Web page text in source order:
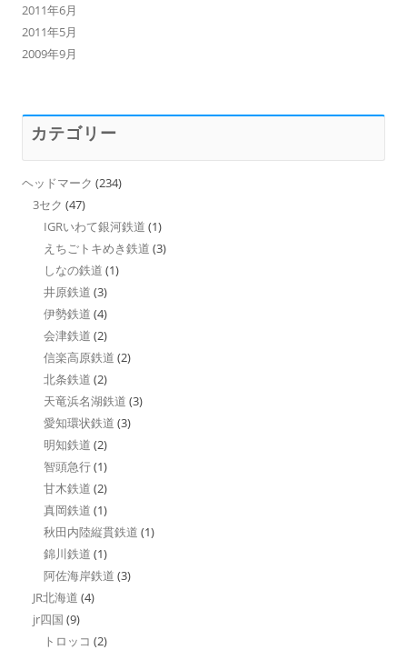
2011年6月
2011年5月
2009年9月
カテゴリー
ヘッドマーク (234)
3セク (47)
IGRいわて銀河鉄道 (1)
えちごトキめき鉄道 (3)
しなの鉄道 (1)
井原鉄道 (3)
伊勢鉄道 (4)
会津鉄道 (2)
信楽高原鉄道 (2)
北条鉄道 (2)
天竜浜名湖鉄道 (3)
愛知環状鉄道 (3)
明知鉄道 (2)
智頭急行(1)
甘木鉄道 (2)
真岡鉄道 (1)
秋田内陸縦貫鉄道 (1)
錦川鉄道 (1)
阿佐海岸鉄道 (3)
JR北海道 (4)
jr四国 (9)
トロッコ (2)